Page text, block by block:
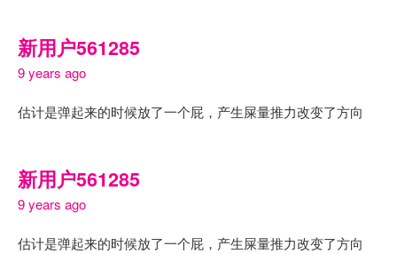
新用户561285
9 years ago
估计是弹起来的时候放了一个屁，产生屎量推力改变了方向
新用户561285
9 years ago
估计是弹起来的时候放了一个屁，产生屎量推力改变了方向